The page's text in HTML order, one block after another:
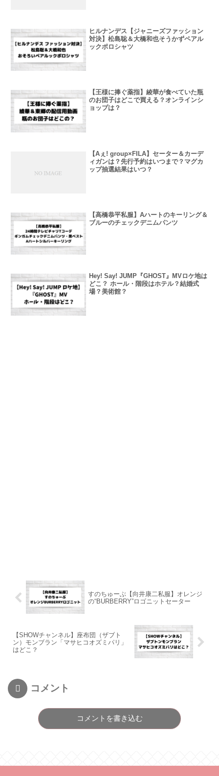
ヒルナンデス【ジャニーズファッション
対決】松島聡＆大橋和也そうかずペアル
ックポロシャツ
【王様に捧ぐ薬指】綾華が食べていた瓶
のお団子はどこで買える？オンラインシ
ョップは？
【Aぇ! group×FILA】セーター＆カーデ
ィガンは？先行予約はいつまで？マグカ
ップ抽選結果はいつ？
【高橋恭平私服】Aハートのキーリング＆
ブルーのチェックデニムパンツ
Hey! Say! JUMP『GHOST』MVロケ地は
どこ？ ホール・階段はホテル？結婚式
場？美術館？
すのちゅーぶ【向井康二私服】オレンジ
の“BURBERRY”ロゴニットセーター
【SHOWチャンネル】座布団（ザブト
ン）モンブラン「マサヒコオズミパリ」
はどこ？
コメント
コメントを書き込む